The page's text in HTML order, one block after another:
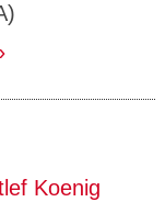
Koenig